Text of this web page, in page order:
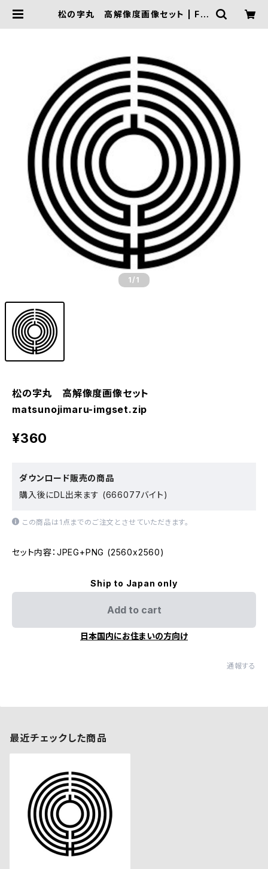
松の字丸 高解像度画像セット | FIV
1 /1
松の字丸 高解像度画像セット
matsunojimaru-imgset.zip
¥360
ダウンロード販売の商品
購入後にDL出来ます (666077バイト)
この商品は1点までのご注文とさせていただきます。
セット内容：JPEG+PNG (2560x2560)
Ship to Japan only
Add to cart
日本国内にお住まいの方向け
通報する
最近チェックした商品